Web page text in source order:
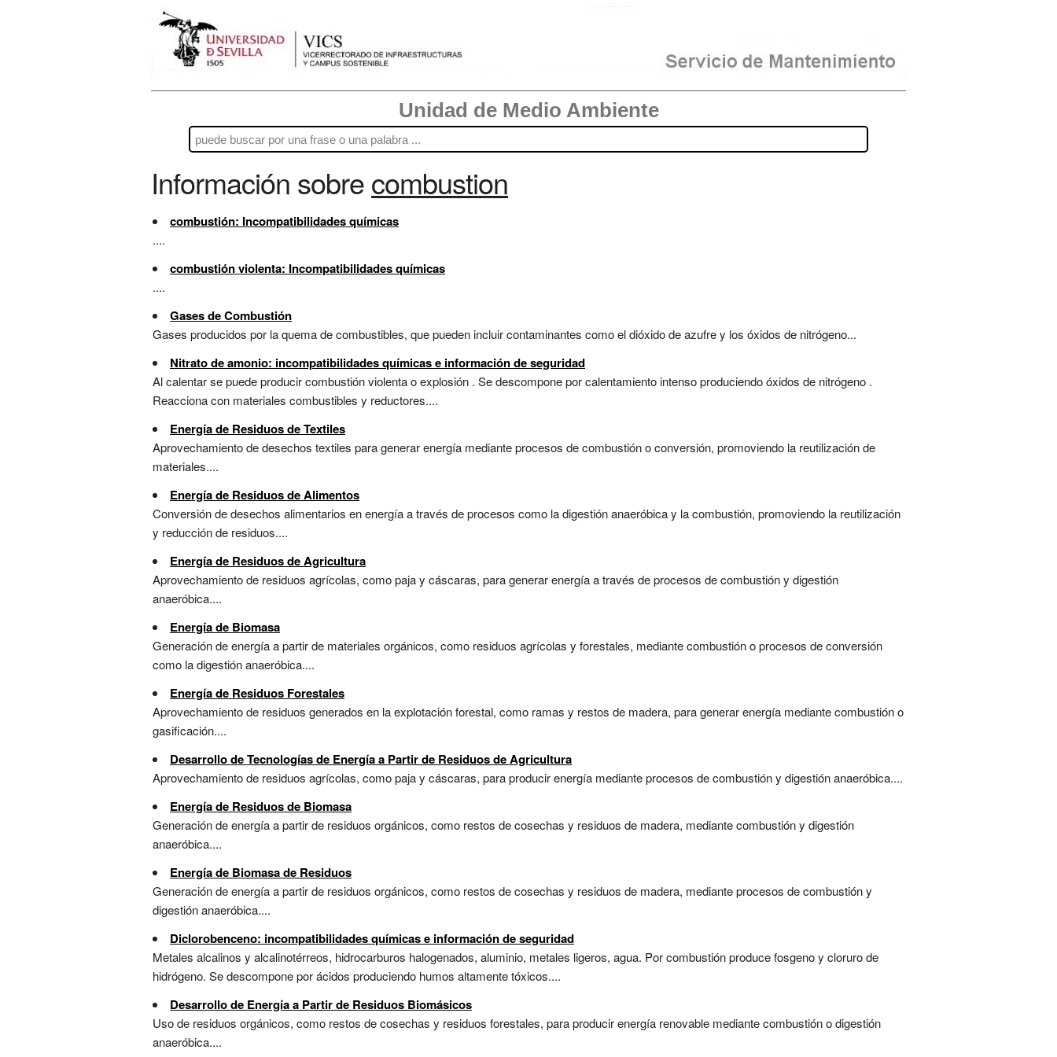
Unidad de Medio Ambiente
Información sobrecombustion
combustión: Incompatibilidades químicas
....
combustión violenta: Incompatibilidades químicas
....
Gases de Combustión
Gases producidos por la quema de combustibles, que pueden incluir contaminantes como el dióxido de azufre y los óxidos de nitrógeno...
Nitrato de amonio: incompatibilidades químicas e información de seguridad
Al calentar se puede producir combustión violenta o explosión . Se descompone por calentamiento intenso produciendo óxidos de nitrógeno .
Reacciona con materiales combustibles y reductores....
Energía de Residuos de Textiles
Aprovechamiento de desechos textiles para generar energía mediante procesos de combustión o conversión, promoviendo la reutilización de
materiales....
Energía de Residuos de Alimentos
Conversión de desechos alimentarios en energía a través de procesos como la digestión anaeróbica y la combustión, promoviendo la reutilización
y reducción de residuos....
Energía de Residuos de Agricultura
Aprovechamiento de residuos agrícolas, como paja y cáscaras, para generar energía a través de procesos de combustión y digestión
anaeróbica....
Energía de Biomasa
Generación de energía a partir de materiales orgánicos, como residuos agrícolas y forestales, mediante combustión o procesos de conversión
como la digestión anaeróbica....
Energía de Residuos Forestales
Aprovechamiento de residuos generados en la explotación forestal, como ramas y restos de madera, para generar energía mediante combustión o
gasificación....
Desarrollo de Tecnologías de Energía a Partir de Residuos de Agricultura
Aprovechamiento de residuos agrícolas, como paja y cáscaras, para producir energía mediante procesos de combustión y digestión anaeróbica....
Energía de Residuos de Biomasa
Generación de energía a partir de residuos orgánicos, como restos de cosechas y residuos de madera, mediante combustión y digestión
anaeróbica....
Energía de Biomasa de Residuos
Generación de energía a partir de residuos orgánicos, como restos de cosechas y residuos de madera, mediante procesos de combustión y
digestión anaeróbica....
Diclorobenceno: incompatibilidades químicas e información de seguridad
Metales alcalinos y alcalinotérreos, hidrocarburos halogenados, aluminio, metales ligeros, agua. Por combustión produce fosgeno y cloruro de
hidrógeno. Se descompone por ácidos produciendo humos altamente tóxicos....
Desarrollo de Energía a Partir de Residuos Biomásicos
Uso de residuos orgánicos, como restos de cosechas y residuos forestales, para producir energía renovable mediante combustión o digestión
anaeróbica....